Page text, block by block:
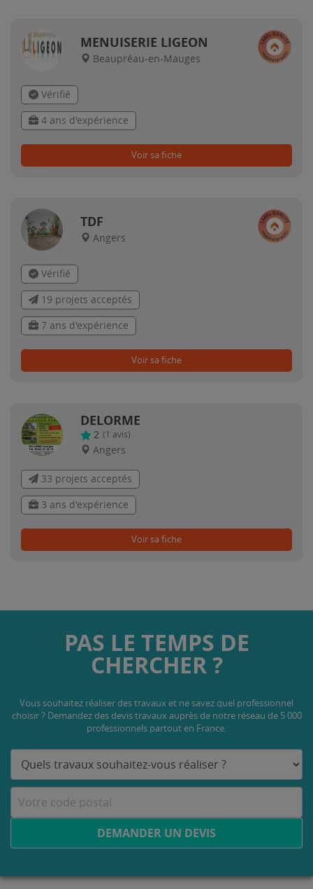
MENUISERIE LIGEON
Beaupréau-en-Mauges
Vérifié
4 ans d'expérience
Voir sa fiche
TDF
Angers
Vérifié
19 projets acceptés
7 ans d'expérience
Voir sa fiche
DELORME
2 (1 avis)
Angers
33 projets acceptés
3 ans d'expérience
Voir sa fiche
PAS LE TEMPS DE
CHERCHER ?
Vous souhaitez réaliser des travaux et ne savez quel professionnel
choisir ? Demandez des devis travaux auprès de notre réseau de 5 000
professionnels partout en France.
DEMANDER UN DEVIS